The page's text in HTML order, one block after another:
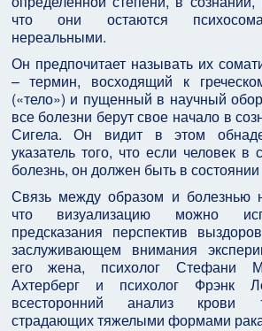
что они остаются
нереальными.
Он предпочитает называть их
– термин, восходящий к
(«тело») и пущенный в научный
все болезни берут свое начало в
Сигела. Он видит в этом
указатель того, что если человек в
болезнь, он должен быть в состоянии
Связь между образом и болезнью
что визуализацию можно
предсказания перспектив
заслуживающем внимания
его жена, психолог Стефани
Ахтерберг и психолог Фрэнк
всесторонний анализ крови
страдающих тяжелыми формами